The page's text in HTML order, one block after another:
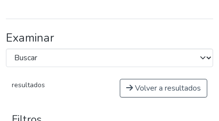
Examinar
resultados Volver a resultados